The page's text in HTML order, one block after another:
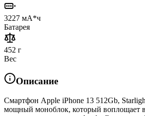
3227 мА*ч
Батарея
452 г
Вес
Описание
Смартфон Apple iPhone 13 512Gb,
мощный моноблок, который воплощает в